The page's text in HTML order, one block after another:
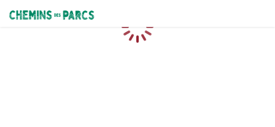
Chemins des Parcs
Caricamento